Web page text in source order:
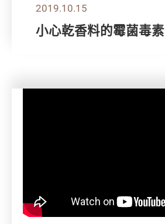
2019.10.15
小心乾香料的霉菌毒素